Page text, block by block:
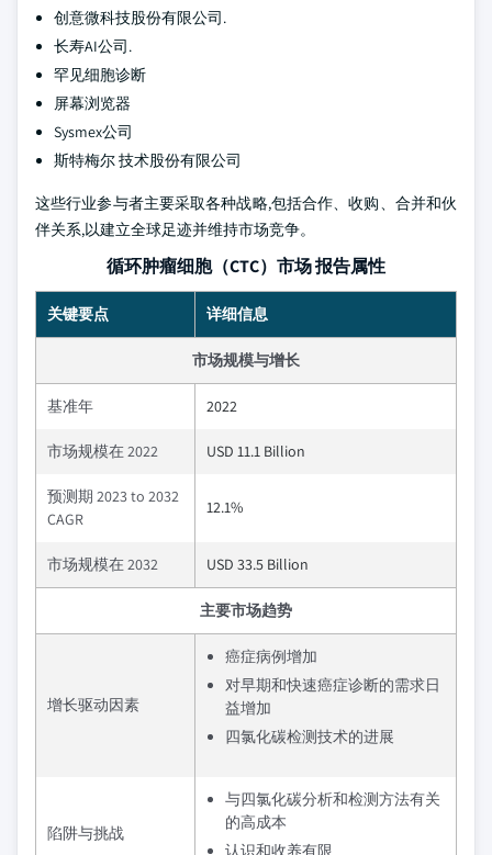
创意微科技股份有限公司.
长寿AI公司.
罕见细胞诊断
屏幕浏览器
Sysmex公司
斯特梅尔 技术股份有限公司
这些行业参与者主要采取各种战略,包括合作、收购、合并和伙
伴关系,以建立全球足迹并维持市场竞争。
循环肿瘤细胞（CTC）市场 报告属性
关键要点 详细信息
市场规模与增长
基准年 2022
市场规模在 2022 USD 11.1 Billion
预测期 2023 to 2032
CAGR
12.1%
市场规模在 2032 USD 33.5 Billion
主要市场趋势
增长驱动因素
癌症病例增加
对早期和快速癌症诊断的需求日
益增加
四氯化碳检测技术的进展
陷阱与挑战
与四氯化碳分析和检测方法有关
的高成本
认识和收养有限